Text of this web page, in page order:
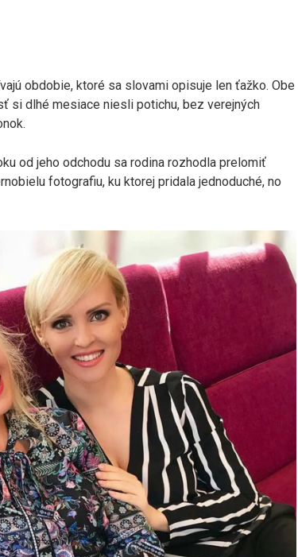
obdobie, ktoré sa slovami opisuje len ťažko. Obe
si dlhé mesiace niesli potichu, bez verejných
od jeho odchodu sa rodina rozhodla prelomiť
fotografiu, ku ktorej pridala jednoduché, no